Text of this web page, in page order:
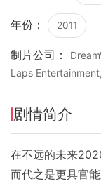
年份： 2011
制片公司：
Laps
剧情简介
在不远的未来
而代之是更具官